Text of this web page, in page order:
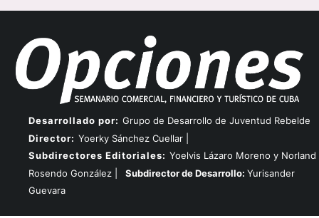
Desarrollado por: Grupo de Desarrollo de Juventud Rebelde
Director: Yoerky Sánchez Cuellar |
Subdirectores Editoriales: Yoelvis Lázaro Moreno y Norland
Rosendo González |
Subdirector de Desarrollo: Yurisander
Guevara